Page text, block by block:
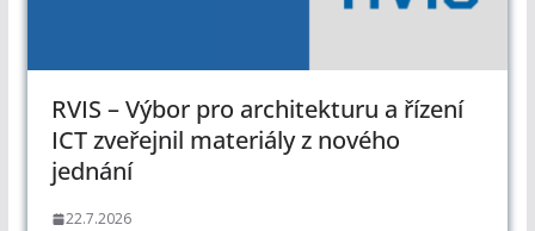
RVIS – Výbor pro architekturu a řízení
ICT zveřejnil materiály z nového
jednání
22.7.2026